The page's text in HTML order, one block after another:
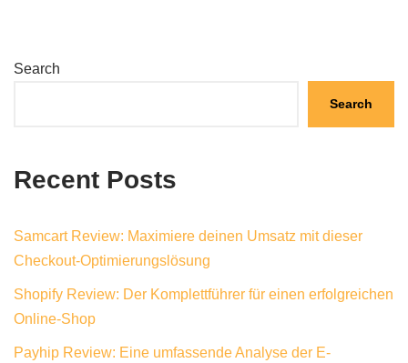
Search
Search
Recent Posts
Samcart Review: Maximiere deinen Umsatz mit dieser
Checkout-Optimierungslösung
Shopify Review: Der Komplettführer für einen erfolgreichen
Online-Shop
Payhip Review: Eine umfassende Analyse der E-